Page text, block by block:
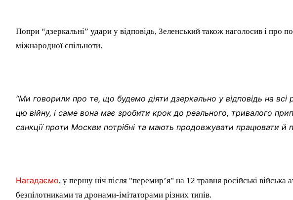
Попри “дзеркальні” удари у відповідь, Зеленський також наголосив і про
міжнародної спільноти.
“Ми говорили про те, що будемо діяти дзеркально у відповідь на всі
цю війну, і саме вона має зробити крок до реального, тривалого
санкції проти Москви потрібні та мають продовжувати працювати й
Нагадаємо, у першу ніч після "перемир’я" на 12 травня російські війська
безпілотниками та дронами-імітаторами різних типів.